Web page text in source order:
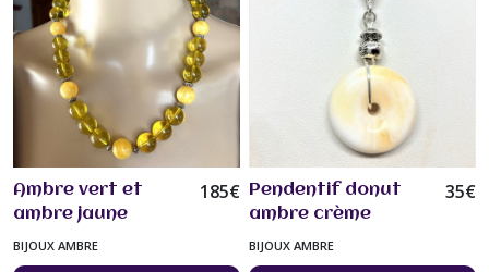
Ambre vert et
ambre jaune
collier 49 cm
perles de 14 mm
185€
BIJOUX AMBRE
Pendentif donut
ambre crème
marbré jaune sur
collier cordon
35€
BIJOUX AMBRE